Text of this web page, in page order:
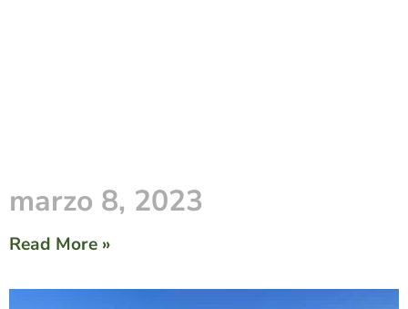
marzo 8, 2023
Read More »